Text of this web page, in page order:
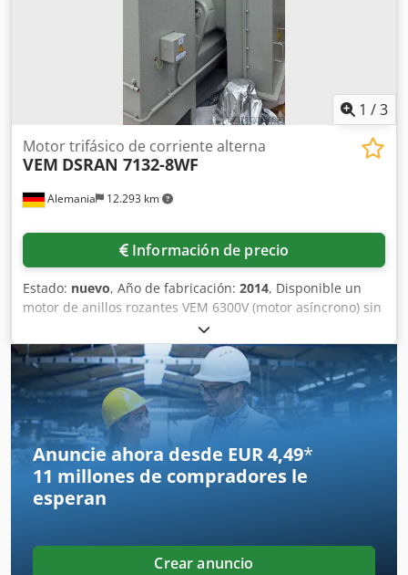
1 /3
Alemania 12.293 km
Motor trifásico de corriente alterna
VEM DSRAN 7132-8WF
Información de precio
Estado: nuevo, Año de fabricación: 2014, Disponible un
motor de anillos rozantes VEM 6300V (motor asíncrono) sin
uso. Diseño: IM1001, grado de protección: IP55, clase de
aislamiento: F, potencia nominal: 2580kW (2,58MW),
tensión nominal: 6300V, corriente nominal: 276A, factor de
potencia: 0,89, tensión de rotor: 2370V, corriente de rotor:
680A, velocidad nominal: 993rpm, peso total: aprox.
14.300kg. Dimensiones de la máquina (L/A/H): aprox.
3600mm/2300mm/2320mm. La máquina está sin usar y
por tanto como nueva. Visita in situ posible previa cita.
Dodsxxl Ihjpfx Abgswa
Anuncie ahora desde EUR 4,49*
11 millones de compradores le
esperan
Crear anuncio